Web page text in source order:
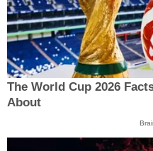
The World Cup 2026
About